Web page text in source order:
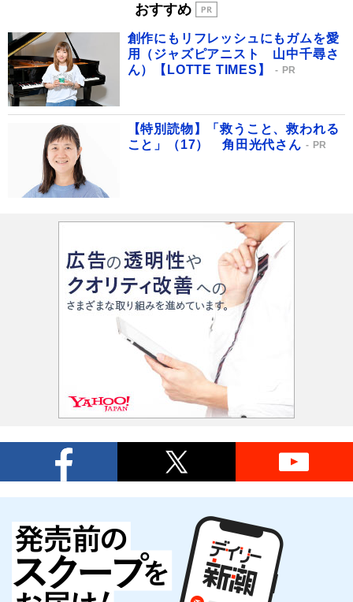
おすすめ
創作にもリフレッシュにもガムを愛
用（ジャズピアニスト 山中千尋さ
ん）【LOTTE TIMES】
PR
【特別読物】「救うこと、救われる
こと」（17） 角田光代さん
PR